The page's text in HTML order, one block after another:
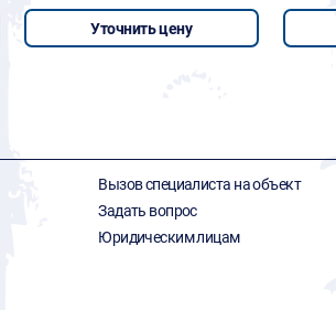
Уточнить цену
Вызов специалиста на объект
Задать вопрос
Юридическим лицам